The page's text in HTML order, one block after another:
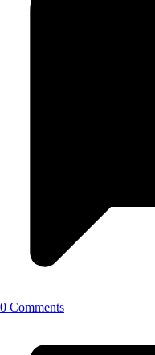
0 Comments